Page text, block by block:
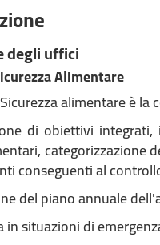
degli uffici
Alimentare
alimentare è
di obiettivi
categorizzazione
conseguenti al
del piano annuale
situazioni di